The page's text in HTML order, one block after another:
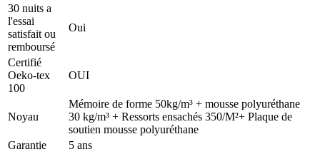
30 nuits a
l'essai
satisfait ou
remboursé
Oui
Certifié
Oeko-tex
100
OUI
Noyau
Mémoire de forme 50kg/m³ + mousse polyuréthane
30 kg/m³ + Ressorts ensachés 350/M²+ Plaque de
soutien mousse polyuréthane
Garantie
5 ans